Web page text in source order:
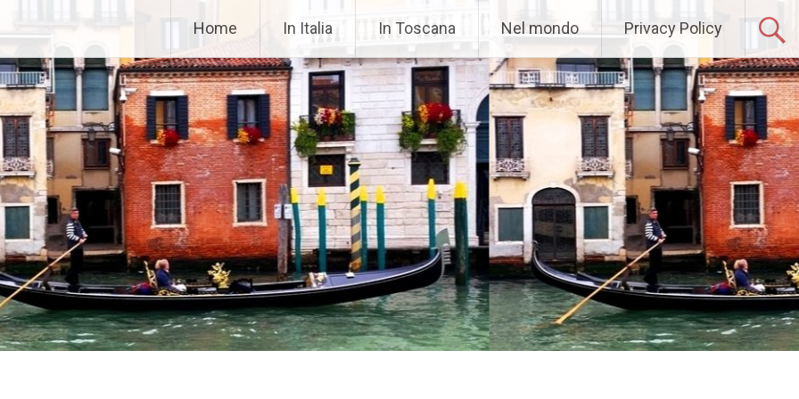
Home In Italia In Toscana Nel mondo Privacy Policy